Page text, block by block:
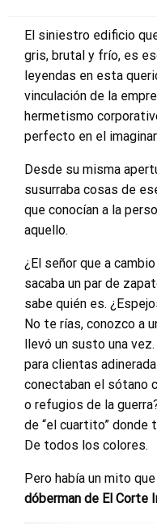
El siniestro edificio
gris, brutal y frío, es
leyendas en esta
vinculación de la
hermetismo
perfecto en el
Desde su misma
susurraba cosas de
que conocían a la
aquello.
¿El señor que a
sacaba un par de
sabe quién es.
No te rías, conozco a
llevó un susto una
para clientas
conectaban el sótano
o refugios de la
de “el cuartito” donde
De todos los colores.
Pero había un mito
dóberman de El Corte